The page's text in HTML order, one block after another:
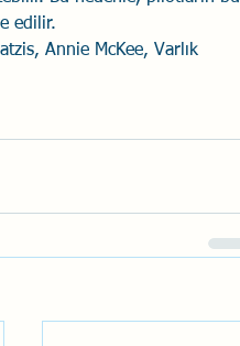
edilir.
Annie McKee, Varlık